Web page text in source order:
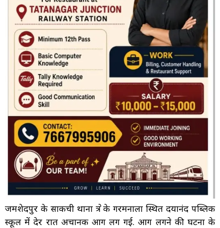
जमशेदपुर के साकची थाना क्षेत्र के गरमनाला स्थित दयानंद पब्लिक
स्कूल में देर रात अचानक आग लग गई. आग लगने की घटना के